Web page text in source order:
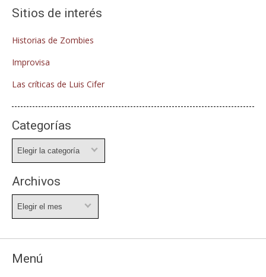
Sitios de interés
Historias de Zombies
Improvisa
Las críticas de Luis Cifer
Categorías
Archivos
Menú